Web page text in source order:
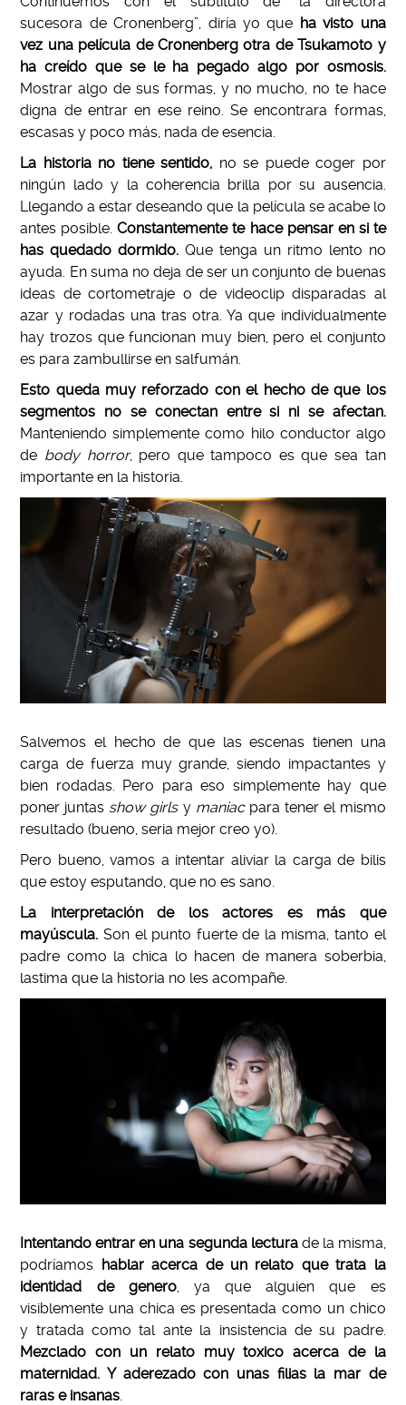
sucesora de Cronenberg”, diría yo que ha visto una
vez una película de Cronenberg otra de Tsukamoto y
ha creído que se le ha pegado algo por osmosis.
Mostrar algo de sus formas, y no mucho, no te hace
digna de entrar en ese reino. Se encontrara formas,
escasas y poco más, nada de esencia.
La historia no tiene sentido, no se puede coger por
ningún lado y la coherencia brilla por su ausencia.
Llegando a estar deseando que la película se acabe lo
antes posible.Constantemente te hace pensar en si te
has quedado dormido. Que tenga un ritmo lento no
ayuda. En suma no deja de ser un conjunto de buenas
ideas de cortometraje o de videoclip disparadas al
azar y rodadas una tras otra. Ya que individualmente
hay trozos que funcionan muy bien, pero el conjunto
es para zambullirse en salfumán.
Esto queda muy reforzado con el hecho de que los
segmentos no se conectan entre si ni se afectan.
Manteniendo simplemente como hilo conductor algo
de body horror, pero que tampoco es que sea tan
importante en la historia.
Salvemos el hecho de que las escenas tienen una
carga de fuerza muy grande, siendo impactantes y
bien rodadas. Pero para eso simplemente hay que
poner juntas show girlsymaniacpara tener el mismo
resultado (bueno, seria mejor creo yo).
Pero bueno, vamos a intentar aliviar la carga de bilis
que estoy esputando, que no es sano.
La interpretación de los actores es más que
mayúscula. Son el punto fuerte de la misma, tanto el
padre como la chica lo hacen de manera soberbia,
lastima que la historia no les acompañe.
Intentando entrar en una segunda lecturade la misma,
podríamos hablar acerca de un relato que trata la
identidad de genero, ya que alguien que es
visiblemente una chica es presentada como un chico
y tratada como tal ante la insistencia de su padre.
Mezclado con un relato muy toxico acerca de la
maternidad. Y aderezado con unas filias la mar de
raras e insanas